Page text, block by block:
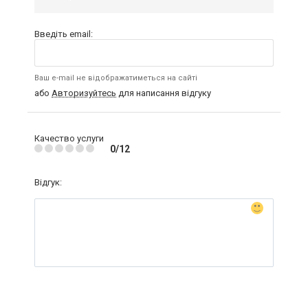
Введіть email:
Ваш e-mail не відображатиметься на сайті
або Авторизуйтесь для написання відгуку
Качество услуги
0/12
Відгук: